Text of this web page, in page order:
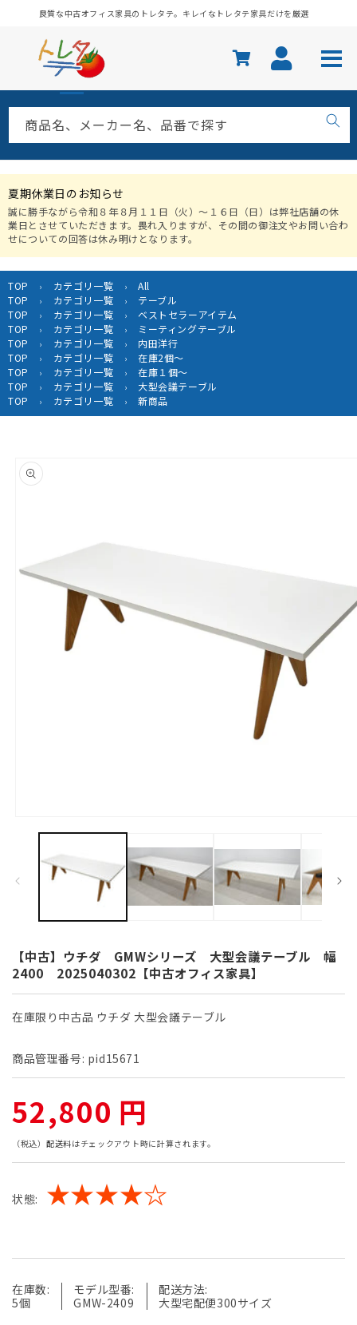
ンツに
良質な中古オフィス家具のトレタテ。キレイなトレタテ家具だけを厳選
商品名、メーカー名、品番で探す
夏期休業日のお知らせ
誠に勝手ながら令和８年８月１１日（火）〜１６日（日）は弊社店舗の休
業日とさせていただきます。畏れ入りますが、その間の御注文やお問い合わ
せについての回答は休み明けとなります。
TOP › カテゴリ一覧 ›
All
TOP
› カテゴリ一覧 ›
テーブル
TOP
› カテゴリ一覧 ›
ベストセラーアイテム
TOP
› カテゴリ一覧 ›
ミーティングテーブル
TOP
› カテゴリ一覧 ›
内田洋行
TOP
› カテゴリ一覧 ›
在庫2個～
TOP
› カテゴリ一覧 ›
在庫１個～
TOP
› カテゴリ一覧 ›
大型会議テーブル
TOP
› カテゴリ一覧 › 新商品
報にス
キップ
で
(1)
を
開
く
【中古】ウチダ GMWシリーズ 大型会議テーブル 幅
2400 2025040302【中古オフィス家具】
在庫限り中古品 ウチダ 大型会議テーブル
商品管理番号: pid15671
通
常
価
52,800 円
（税込） 配送料はチェックアウト時に計算されます。
状態: ★★★★☆
在庫数:
5個
モデル型番:
GMW-2409
配送方法:
大型宅配便300サイズ